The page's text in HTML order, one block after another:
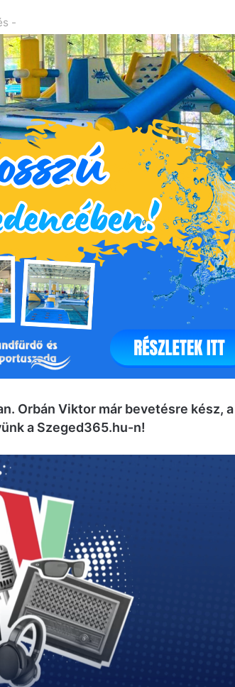
-
Orbán Viktor már bevetésre kész, a
a Szeged365.hu-n!